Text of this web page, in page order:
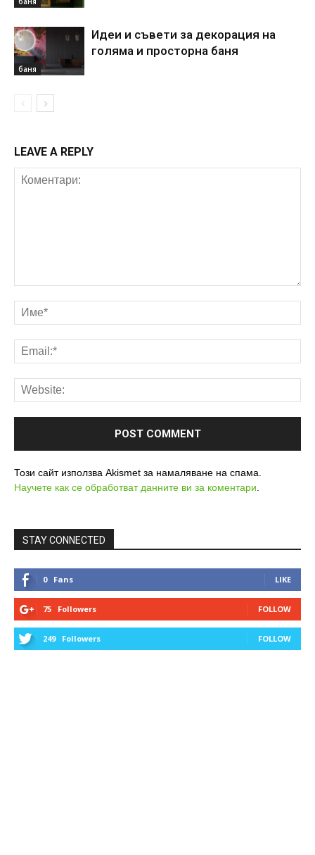
баня
Идеи и съвети за декорация на
голяма и просторна баня
LEAVE A REPLY
Този сайт използва Akismet за намаляване на спама.
Научете как се обработват данните ви за коментари
STAY CONNECTED
0 Fans LIKE
75 Followers FOLLOW
249 Followers FOLLOW